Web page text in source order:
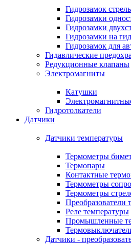
Гидрозамок
Гидрозамки
Гидрозамки
Гидрозамки на
Гидрозамок для
Гидавлические
Редукционные клапаны
Электромагниты
Катушки
Гидротолкатели
Датчики
Датчики температуры
Термометры
Термопары
Контактные
Термометры
Термометры
Преобразователи
Реле температуры
Промышленные
Датчики -